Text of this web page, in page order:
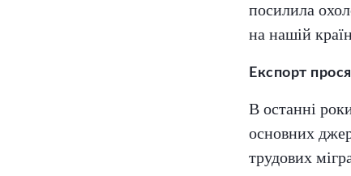
посилила
на нашій
Експорт
В останні
основних
трудових